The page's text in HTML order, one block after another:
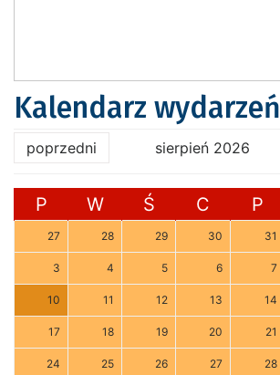
Kalendarz wydarzeń
poprzedni sierpień 2026
P W Ś C P
27 28 29 30 31
3 4 5 6 7
10 11 12 13 14
17 18 19 20 21
24 25 26 27 28